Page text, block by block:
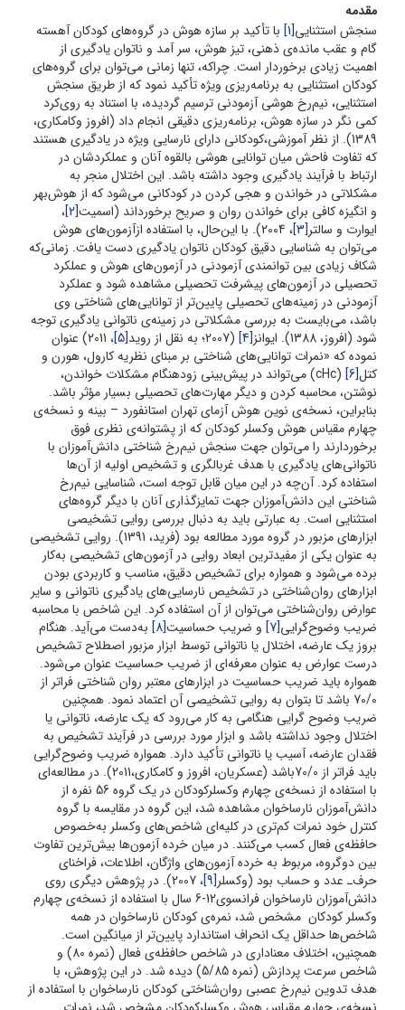
مقدمه
سنجش استثنایی[1] با تأکید بر سازه هوش در گروه‌های کودکان آهسته
گام و عقب مانده‌ی ذهنی، تیز هوش، سر آمد و ناتوان یادگیری از
اهمیت زیادی برخوردار است. چراکه، تنها زمانی می‌توان برای گروه‌های
کودکان استثنایی به برنامه‌ریزی ویژه تأکید نمود که از طریق سنجش
استثنایی، نیم‌رخ هوشی آزمودنی ترسیم گردیده، با استناد به روی‌کرد
کمی نگر در سازه هوش، برنامه‌ریزی دقیقی انجام ‌داد (افروز وکامکاری،
1389). از نظر آموزشی،کودکانی دارای نارسایی ویژه در یادگیری هستند
که تفاوت فاحش میان توانایی هوشی بالقوه آنان و عملکردشان در
ارتباط با فرآیند یادگیری وجود داشته باشد. این اختلال منجر به
مشکلاتی در خواندن و هجی کردن در کودکانی می‌شود که از هوش‌بهر
و انگیزه کافی برای خواندن روان و صریح برخورداند (اسمیت[2] ،
ایوارت و سالتر[3]
، 2004). با این‌حال، با استفاده ازآزمون‌های هوش
می‌توان به شناسایی دقیق کودکان ناتوان یادگیری دست ‌یافت. زمانی‌که
شکاف زیادی بین توانمندی آزمودنی در آزمون‌های هوش و عملکرد
تحصیلی در آزمون‌های پیشرفت تحصیلی مشاهده شود و عملکرد
آزمودنی در زمینه‌های تحصیلی پایین‌تر از توانایی‌های شناختی وی
باشد، می‌بایست به بررسی مشکلاتی در زمینه‌ی ناتوانی یادگیری توجه
شود (افروز، 1388). ایوانز
[4] (2007؛ به نقل از روید [5]
، 2011) عنوان
نموده که «نمرات توانایی‌های شناختی بر مبنای نظریه کارول، هورن و
کتل[6]
(cHc) می‌تواند در پیش‌بینی زودهنگام مشکلات خواندن،
نوشتن، محاسبه کردن و دیگر مهارت‌های تحصیلی بسیار مؤثر باشد.
بنابراین، نسخه‌ی نوین هوش آزمای تهران استانفورد – بینه و نسخه‌ی
چهارم مقیاس هوش وکسلر کودکان که از پشتوانه‌ی نظری فوق
برخوردارند را می‌توان جهت سنجش نیم‌رخ شناختی دانش‌آموزان با
ناتوانی‌های یادگیری با هدف غربالگری و تشخیص اولیه از آن‌ها
استفاده کرد. آن‌چه در این میان قابل توجه است، شناسایی نیم‌رخ
شناختی این دانش‌آموزان جهت تمایزگذاری آنان با دیگر گروه‌های
استثنایی است. به عبارتی باید به دنبال بررسی روایی تشخیصی
ابزارهای مزبور در گروه مورد مطالعه بود (فرید، 1391). روایی تشخیصی
به عنوان یکی از مفیدترین ابعاد روایی در آزمون‌های تشخیصی به‌کار
برده می‌شود و همواره برای تشخیص دقیق، مناسب و کاربردی بودن
ابزارهای روان‌شناختی در تشخیص نارسایی‌های یادگیری ناتوانی و سایر
عوارض روان‌شناختی می‌توان از آن استفاده کرد. این شاخص با محاسبه
ضریب وضوح‌گرایی[7] و ضریب حساسیت[8]
به‌دست می‌آید. هنگام
بروز یک عارضه، اختلال یا ناتوانی توسط ابزار مزبور اصطلاح تشخیص
درست عوارض به عنوان معرفه‌ای از ضریب حساسیت عنوان می‌شود.
همواره باید ضریب حساسیت در ابزارهای معتبر روان شناختی فراتر از
70/0 باشد تا بتوان به روایی تشخیصی آن اعتماد نمود. همچنین
ضریب وضوح گرایی هنگامی به کار می‌رود که یک عارضه، ناتوانی یا
اختلال وجود نداشته باشد و ابزار مورد بررسی در فرآیند تشخیص به
فقدان عارضه، آسیب یا ناتوانی تأکید دارد. همواره ضریب وضوح‌گرایی
باید فراتر از 70/0باشد (عسکریان، افروز و کامکاری،2011). در مطالعه‌ای
با استفاده از نسخه‌ی چهارم وکسلرکودکان در یک گروه 56 نفره از
دانش‌آموزان نارساخوان مشاهده شد، این گروه در مقایسه با گروه
کنترل خود نمرات کم‌تری در کلیه‌ای شاخص‌های وکسلر به‌خصوص
حافظه‌ی فعال کسب می‌کنند. در میان خرده آزمون‌ها بیش‌ترین تفاوت
بین دوگروه، مربوط به خرده آزمون‌های واژگان، اطلاعات، فراخنای
حرف‌ـ عدد و حساب بود (وکسلر[9]
، 2007). در پژوهش دیگری روی
دانش‌آموزان نارساخوان فرانسوی12-6 سال با استفاده از نسخه‌ی چهارم
وکسلر کودکان مشخص شد، نمره‌ی کودکان نارساخوان در همه
شاخص‌ها حداقل یک انحراف استاندارد پایین‌تر از میانگین است.
همچنین، اختلاف معناداری در شاخص حافظه‌ی فعال (نمره 80) و
شاخص سرعت پردازش (نمره 5/85) دیده شد. در این پژوهش، با
هدف تدوین نیم‌رخ عصبی روان‌شناختی کودکان نارساخوان با استفاده از